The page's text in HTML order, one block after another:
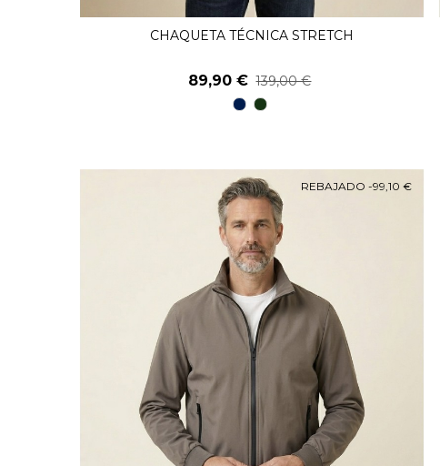
Ver Más
CHAQUETA TÉCNICA STRETCH
89,90 € 139,00 €
98 48
REBAJADO -99,10 €